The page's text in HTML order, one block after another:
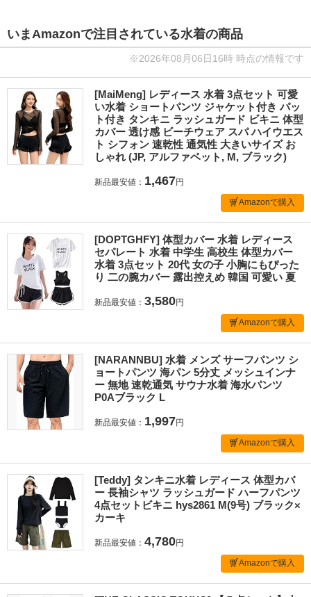
いまAmazonで注目されている水着の商品
※2026年08月06日16時 時点の情報です
[MaiMeng] レディース 水着 3点セット 可愛
い水着 ショートパンツ ジャケット付き パッ
ト付き タンキニ ラッシュガード ビキニ 体型
カバー 透け感 ビーチウェア スパ ハイウエス
ト シフォン 速乾性 通気性 大きいサイズ お
しゃれ (JP, アルファベット, M, ブラック)
新品最安値： 1,467円
Amazonで購入
[DOPTGHFY] 体型カバー 水着 レディース
セパレート 水着 中学生 高校生 体型カバー
水着 3点セット 20代 女の子 小胸にもぴった
り 二の腕カバー 露出控えめ 韓国 可愛い 夏
新品最安値： 3,580円
Amazonで購入
[NARANNBU] 水着 メンズ サーフパンツ シ
ョートパンツ 海パン 5分丈 メッシュインナ
ー 無地 速乾通気 サウナ水着 海水パンツ
P0Aブラック L
新品最安値： 1,997円
Amazonで購入
[Teddy] タンキニ水着 レディース 体型カバ
ー 長袖シャツ ラッシュガード ハーフパンツ
4点セットビキニ hys2861 M(9号) ブラック×
カーキ
新品最安値： 4,780円
Amazonで購入